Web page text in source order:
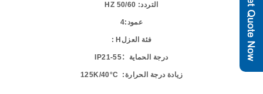
التردد: 50/60
HZ
عمود:
4
فئة العزل H :
درجة الحماية ：
IP21-55
زيادة درجة الحرارة: